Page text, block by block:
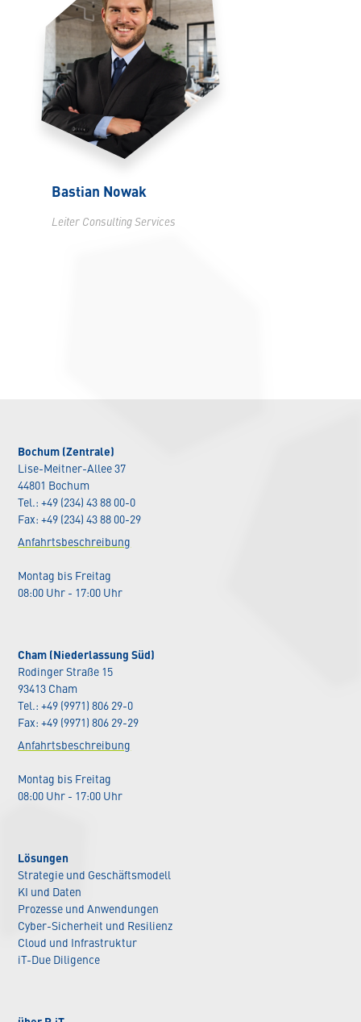
Bastian Nowak
Leiter Consulting Services
Bochum (Zentrale)
Lise-Meitner-Allee 37
44801 Bochum
Tel.: +49 (234) 43 88 00-0
Fax: +49 (234) 43 88 00-29
Anfahrtsbeschreibung
Montag bis Freitag
08:00 Uhr - 17:00 Uhr
Cham (Niederlassung Süd)
Rodinger Straße 15
93413 Cham
Tel.: +49 (9971) 806 29-0
Fax: +49 (9971) 806 29-29
Anfahrtsbeschreibung
Montag bis Freitag
08:00 Uhr - 17:00 Uhr
Lösungen
Strategie und Geschäftsmodell
KI und Daten
Prozesse und Anwendungen
Cyber-Sicherheit und Resilienz
Cloud und Infrastruktur
iT-Due Diligence